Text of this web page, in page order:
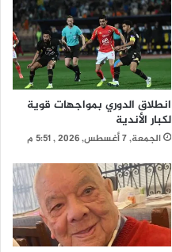
انطلاق الدوري بمواجهات قوية
لكبار الأندية
الجمعة, 7 أغسطس, 2026 , 5:51 م